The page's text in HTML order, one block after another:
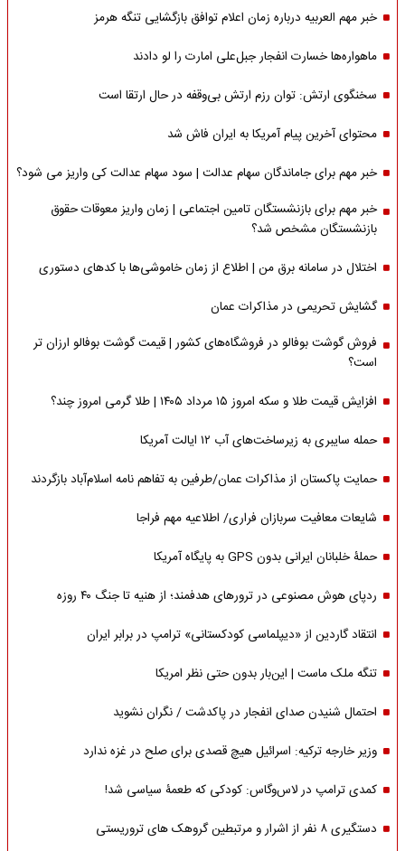
خبر مهم العربیه درباره زمان اعلام توافق بازگشایی تنگه هرمز
ماهواره‌‌ها خسارت انفجار جبل‌علی امارت را لو دادند
سخنگوی ارتش: توان رزم ارتش بی‌وقفه در حال ارتقا است
محتوای آخرین پیام آمریکا به ایران فاش شد
خبر مهم برای جاماندگان سهام عدالت | سود سهام عدالت کی واریز می شود؟
خبر مهم برای بازنشستگان تامین اجتماعی | زمان واریز معوقات حقوق
بازنشستگان مشخص شد؟
اختلال در سامانه برق من | اطلاع از زمان خاموشی‌ها با کدهای دستوری
گشایش تحریمی در مذاکرات عمان
فروش گوشت بوفالو در فروشگاه‌های کشور | قیمت گوشت بوفالو ارزان تر
است؟
افزایش قیمت طلا و سکه امروز ۱۵ مرداد ۱۴۰۵ | طلا گرمی امروز چند؟
حمله سایبری به زیرساخت‌های آب ۱۲ ایالت آمریکا
حمایت پاکستان از مذاکرات عمان/طرفین به تفاهم نامه اسلام‌آباد بازگردند
شایعات معافیت سربازان فراری/ اطلاعیه مهم فراجا
حملۀ خلبانان ایرانی بدون GPS به پایگاه آمریکا
ردپای هوش مصنوعی در ترورهای هدفمند؛ از هنیه تا جنگ ۴۰ روزه
انتقاد گاردین از «دیپلماسی کودکستانی» ترامپ در برابر ایران
تنگه ملک ماست | این‌بار بدون حتی نظر امریکا
احتمال شنیدن صدای انفجار در پاکدشت / نگران نشوید
وزیر خارجه ترکیه: اسرائیل هیچ قصدی برای صلح در غزه ندارد
کمدی ترامپ در لاس‌وگاس: کودکی که طعمۀ سیاسی شد!
دستگیری ۸ نفر از اشرار و مرتبطین گروهک های تروریستی